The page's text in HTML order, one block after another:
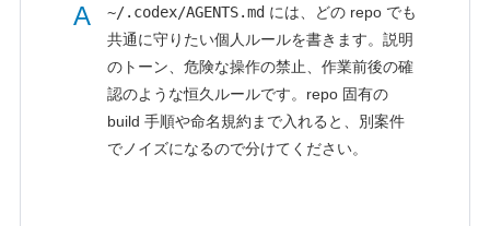
A ~/.codex/AGENTS.md には、どの repo でも
共通に守りたい個人ルールを書きます。説明
のトーン、危険な操作の禁止、作業前後の確
認のような恒久ルールです。repo 固有の
build 手順や命名規約まで入れると、別案件
でノイズになるので分けてください。